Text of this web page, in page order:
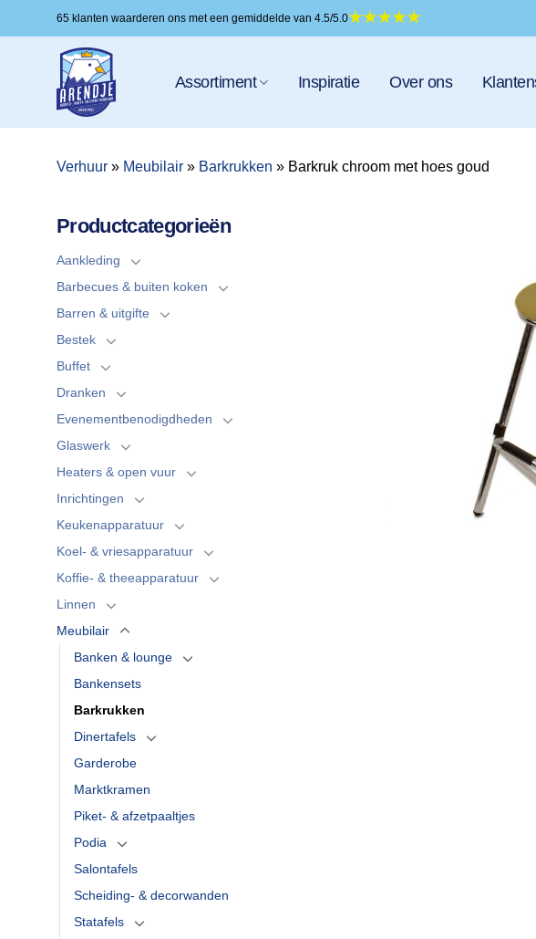
naar
65 klanten waarderen ons met een gemiddelde van 4.5/5.0
Assortiment Inspiratie Over ons
Verhuur » Meubilair » Barkrukken » Barkruk chroom met hoes goud
Productcategorieën
Aankleding
Barbecues & buiten koken
Barren & uitgifte
Bestek
Buffet
Dranken
Evenementbenodigdheden
Glaswerk
Heaters & open vuur
Inrichtingen
Keukenapparatuur
Koel- & vriesapparatuur
Koffie- & theeapparatuur
Linnen
Meubilair
Banken & lounge
Bankensets
Barkrukken
Dinertafels
Garderobe
Marktkramen
Piket- & afzetpaaltjes
Podia
Salontafels
Scheiding- & decorwanden
Statafels